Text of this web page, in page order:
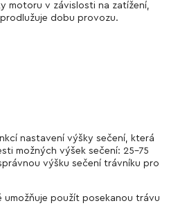
motoru v závislosti na zatížení,
dobu provozu.
nastavení výšky sečení, která
možných výšek sečení: 25-75
výšku sečení trávníku pro
umožňuje použít posekanou trávu